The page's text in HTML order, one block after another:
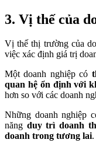
3. Vị thế của
Vị thế thị trường của
việc xác định giá trị
Một doanh nghiệp có
quan hệ ổn định với
hơn so với các doanh
Những doanh nghiệp
năng duy trì doanh
doanh trong tương lai.